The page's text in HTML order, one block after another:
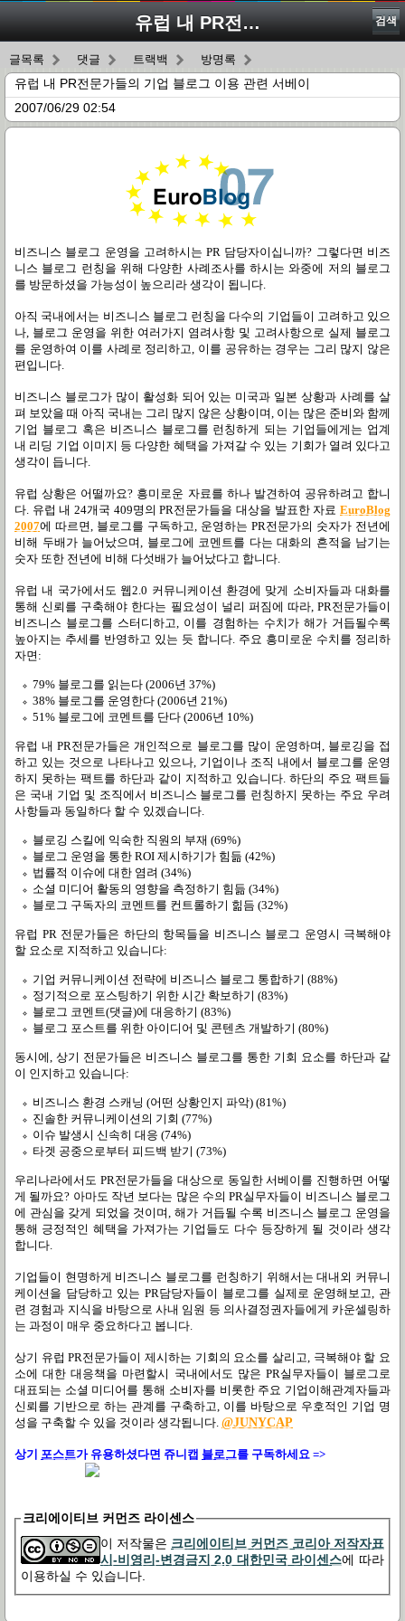
유럽 내 PR전문가들의 기업 블로그 이용 관련 서베이 검색
글목록 댓글 트랙백 방명록
유럽 내 PR전문가들의 기업 블로그 이용 관련 서베이
2007/06/29 02:54
비즈니스 블로그 운영을 고려하시는 PR 담당자이십니까? 그렇다면 비즈
니스 블로그 런칭을 위해 다양한 사례조사를 하시는 와중에 저의 블로그
를 방문하셨을 가능성이 높으리라 생각이 됩니다.
아직 국내에서는 비즈니스 블로그 런칭을 다수의 기업들이 고려하고 있으
나, 블로그 운영을 위한 여러가지 염려사항 및 고려사항으로 실제 블로그
를 운영하여 이를 사례로 정리하고, 이를 공유하는 경우는 그리 많지 않은
편입니다.
비즈니스 블로그가 많이 활성화 되어 있는 미국과 일본 상황과 사례를 살
펴 보았을 때 아직 국내는 그리 많지 않은 상황이며, 이는 많은 준비와 함께
기업 블로그 혹은 비즈니스 블로그를 런칭하게 되는 기업들에게는 업계
내 리딩 기업 이미지 등 다양한 혜택을 가져갈 수 있는 기회가 열려 있다고
생각이 듭니다.
유럽 상황은 어떨까요? 흥미로운 자료를 하나 발견하여 공유하려고 합니
다. 유럽 내 24개국 409명의 PR전문가들을 대상을 발표한 자료 EuroBlog
2007에 따르면, 블로그를 구독하고, 운영하는 PR전문가의 숫자가 전년에
비해 두배가 늘어났으며, 블로그에 코멘트를 다는 대화의 흔적을 남기는
숫자 또한 전년에 비해 다섯배가 늘어났다고 합니다.
유럽 내 국가에서도 웹2.0 커뮤니케이션 환경에 맞게 소비자들과 대화를
통해 신뢰를 구축해야 한다는 필요성이 널리 퍼짐에 따라, PR전문가들이
비즈니스 블로그를 스터디하고, 이를 경험하는 수치가 해가 거듭될수록
높아지는 추세를 반영하고 있는 듯 합니다. 주요 흥미로운 수치를 정리하
자면:
79% 블로그를 읽는다 (2006년 37%)
38% 블로그를 운영한다 (2006년 21%)
51% 블로그에 코멘트를 단다 (2006년 10%)
유럽 내 PR전문가들은 개인적으로 블로그를 많이 운영하며, 블로깅을 접
하고 있는 것으로 나타나고 있으나, 기업이나 조직 내에서 블로그를 운영
하지 못하는 팩트를 하단과 같이 지적하고 있습니다. 하단의 주요 팩트들
은 국내 기업 및 조직에서 비즈니스 블로그를 런칭하지 못하는 주요 우려
사항들과 동일하다 할 수 있겠습니다.
블로깅 스킬에 익숙한 직원의 부재 (69%)
블로그 운영을 통한 ROI 제시하기가 힘듦 (42%)
법률적 이슈에 대한 염려 (34%)
소셜 미디어 활동의 영향을 측정하기 힘듦 (34%)
블로그 구독자의 코멘트를 컨트롤하기 힒듬 (32%)
유럽 PR 전문가들은 하단의 항목들을 비즈니스 블로그 운영시 극복해야
할 요소로 지적하고 있습니다:
기업 커뮤니케이션 전략에 비즈니스 블로그 통합하기 (88%)
정기적으로 포스팅하기 위한 시간 확보하기 (83%)
블로그 코멘트(댓글)에 대응하기 (83%)
블로그 포스트를 위한 아이디어 및 콘텐츠 개발하기 (80%)
동시에, 상기 전문가들은 비즈니스 블로그를 통한 기회 요소를 하단과 같
이 인지하고 있습니다:
비즈니스 환경 스캐닝 (어떤 상황인지 파악) (81%)
진솔한 커뮤니케이션의 기회 (77%)
이슈 발생시 신속히 대응 (74%)
타겟 공중으로부터 피드백 받기 (73%)
우리나라에서도 PR전문가들을 대상으로 동일한 서베이를 진행하면 어떻
게 될까요? 아마도 작년 보다는 많은 수의 PR실무자들이 비즈니스 블로그
에 관심을 갖게 되었을 것이며, 해가 거듭될 수록 비즈니스 블로그 운영을
통해 긍정적인 혜택을 가져가는 기업들도 다수 등장하게 될 것이라 생각
합니다.
기업들이 현명하게 비즈니스 블로그를 런칭하기 위해서는 대내외 커뮤니
케이션을 담당하고 있는 PR담당자들이 블로그를 실제로 운영해보고, 관
련 경험과 지식을 바탕으로 사내 임원 등 의사결정권자들에게 카운셀링하
는 과정이 매우 중요하다고 봅니다.
상기 유럽 PR전문가들이 제시하는 기회의 요소를 살리고, 극복해야 할 요
소에 대한 대응책을 마련할시 국내에서도 많은 PR실무자들이 블로그로
대표되는 소셜 미디어를 통해 소비자를 비롯한 주요 기업이해관계자들과
신뢰를 기반으로 하는 관계를 구축하고, 이를 바탕으로 우호적인 기업 명
성을 구축할 수 있을 것이라 생각됩니다. @JUNYCAP
상기 포스트가유용하셨다면 쥬니캡 블로그를 구독하세요 =>
크리에이티브 커먼즈 라이센스
이 저작물은 크리에이티브 커먼즈 코리아 저작자표
시-비영리-변경금지 2.0 대한민국 라이센스에 따라
이용하실 수 있습니다.